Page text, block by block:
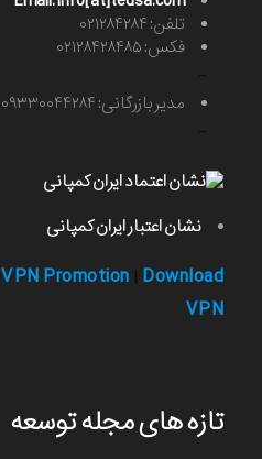
تلفن: ۰۲۱۲۸۴۲۸۴
فکس: ۰۲۱۲۸۴۲۸۴۸۵
مدیر بازرگانی: ۰۹۳۳۰۰۴۴۲۸۴
نشان اعتبار ایران کمپانی
VPN Promotion Download
VPN
تازه های مجله توسعه